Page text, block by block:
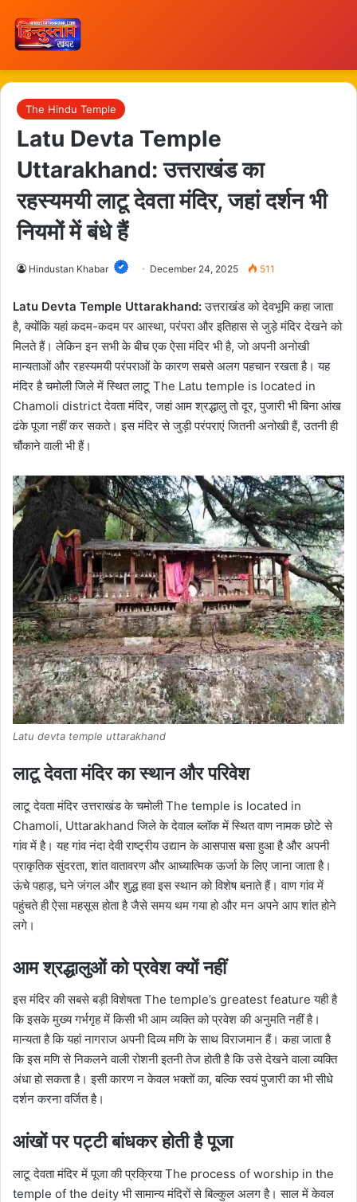
The Hindu Temple
Latu Devta Temple
Uttarakhand: उत्तराखंड का
रहस्यमयी लाटू देवता मंदिर, जहां दर्शन भी
नियमों में बंधे हैं
Hindustan Khabar December 24, 2025 511
Latu Devta Temple Uttarakhand:उत्तराखंड को देवभूमि कहा जाता
है, क्योंकि यहां कदम-कदम पर आस्था, परंपरा और इतिहास से जुड़े मंदिर देखने को
मिलते हैं। लेकिन इन सभी के बीच एक ऐसा मंदिर भी है, जो अपनी अनोखी
मान्यताओं और रहस्यमयी परंपराओं के कारण सबसे अलग पहचान रखता है। यह
मंदिर है चमोली जिले में स्थित लाटू The Latu temple is located in
Chamoli district देवता मंदिर, जहां आम श्रद्धालु तो दूर, पुजारी भी बिना आंख
ढंके पूजा नहीं कर सकते। इस मंदिर से जुड़ी परंपराएं जितनी अनोखी हैं, उतनी ही
चौंकाने वाली भी हैं।
Latu devta temple uttarakhand
लाटू देवता मंदिर का स्थान और परिवेश
लाटू देवता मंदिर उत्तराखंड के चमोली The temple is located in
Chamoli, Uttarakhand जिले के देवाल ब्लॉक में स्थित वाण नामक छोटे से
गांव में है। यह गांव नंदा देवी राष्ट्रीय उद्यान के आसपास बसा हुआ है और अपनी
प्राकृतिक सुंदरता, शांत वातावरण और आध्यात्मिक ऊर्जा के लिए जाना जाता है।
ऊंचे पहाड़, घने जंगल और शुद्ध हवा इस स्थान को विशेष बनाते हैं। वाण गांव में
पहुंचते ही ऐसा महसूस होता है जैसे समय थम गया हो और मन अपने आप शांत होने
लगे।
आम श्रद्धालुओं को प्रवेश क्यों नहीं
इस मंदिर की सबसे बड़ी विशेषता The temple’s greatest feature यही है
कि इसके मुख्य गर्भगृह में किसी भी आम व्यक्ति को प्रवेश की अनुमति नहीं है।
मान्यता है कि यहां नागराज अपनी दिव्य मणि के साथ विराजमान हैं। कहा जाता है
कि इस मणि से निकलने वाली रोशनी इतनी तेज होती है कि उसे देखने वाला व्यक्ति
अंधा हो सकता है। इसी कारण न केवल भक्तों का, बल्कि स्वयं पुजारी का भी सीधे
दर्शन करना वर्जित है।
आंखों पर पट्टी बांधकर होती है पूजा
लाटू देवता मंदिर में पूजा की प्रक्रिया The process of worship in the
temple of the deity भी सामान्य मंदिरों से बिल्कुल अलग है। साल में केवल